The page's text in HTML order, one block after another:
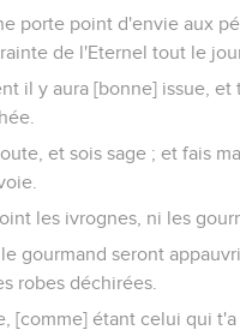
porte point d'envie aux
de l'Eternel tout le
il y aura [bonne] issue,
et sois sage ; et fais
les ivrognes, ni les
gourmand seront
robes déchirées.
[comme] étant celui qui